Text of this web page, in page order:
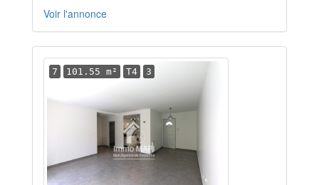
Voir l'annonce
7 101.55 m² T4 3